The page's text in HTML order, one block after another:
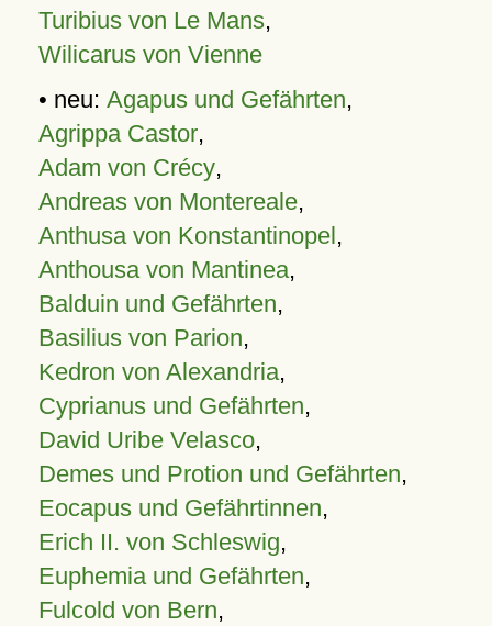
Turibius von Le Mans,
Wilicarus von Vienne
• neu: Agapus und Gefährten,
Agrippa Castor,
Adam von Crécy,
Andreas von Montereale,
Anthusa von Konstantinopel,
Anthousa von Mantinea,
Balduin und Gefährten,
Basilius von Parion,
Kedron von Alexandria,
Cyprianus und Gefährten,
David Uribe Velasco,
Demes und Protion und Gefährten,
Eocapus und Gefährtinnen,
Erich II. von Schleswig,
Euphemia und Gefährten,
Fulcold von Bern,